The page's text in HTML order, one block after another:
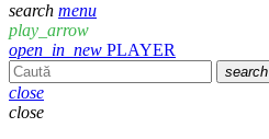
search menu
play_arrow
open_in_new PLAYER
search
close
close